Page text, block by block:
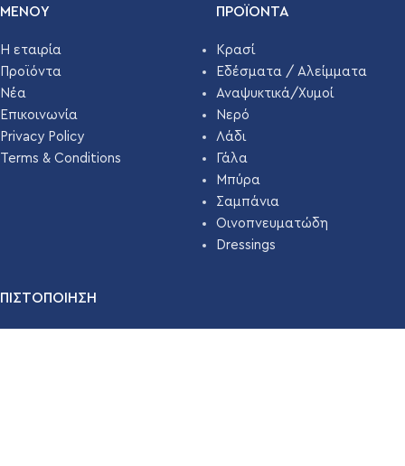
ΜΕΝΟΥ
Η εταιρία
Προϊόντα
Νέα
Επικοινωνία
Privacy Policy
Terms & Conditions
ΠΡΟΪΌΝΤΑ
Κρασί
Εδέσματα / Αλείμματα
Αναψυκτικά/Χυμοί
Νερό
Λάδι
Γάλα
Μπύρα
Σαμπάνια
Οινοπνευματώδη
Dressings
ΠΙΣΤΟΠΟΙΗΣΗ